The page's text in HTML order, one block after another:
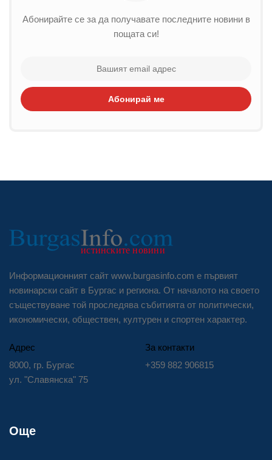
Абонирайте се за да получавате последните новини в
пощата си!
Абонирай ме
Информационният сайт www.burgasinfo.com е първият
новинарски сайт в Бургас и региона. От началото на своето
съществуване той проследява събитията от политически,
икономически, обществен, културен и спортен характер.
Адрес
8000, гр. Бургас
ул. "Славянска" 75
За контакти
+359 882 906815
Още